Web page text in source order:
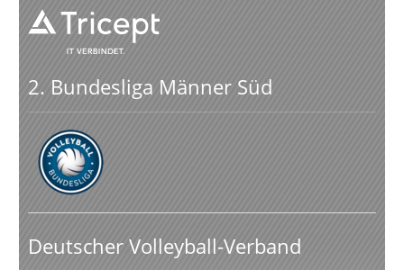
2. Bundesliga Männer Süd
Deutscher Volleyball-Verband